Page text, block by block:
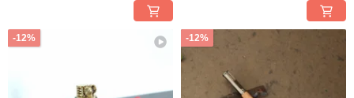
-12% -12%